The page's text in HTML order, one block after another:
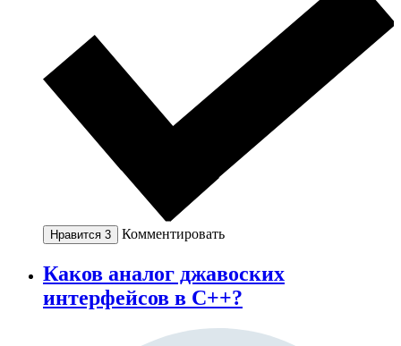
Нравится 3 Комментировать
Каков аналог джавоских
интерфейсов в С++?